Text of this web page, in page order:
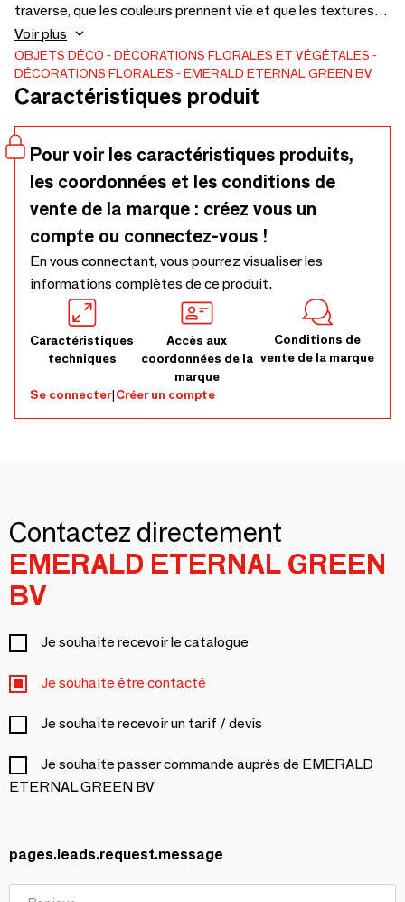
traverse, que les couleurs prennent vie et que les textures
illuminent instantanément n'importe quel espace. Mais
cette collection ne se limite pas aux fleurs, elle vise à créer
une atmosphère. Un rythme, une ambiance, une énergie
sans règles ni limites. Il vous invite à expérimenter les
salle d'exposition SS26, cette énergie prend vie. Les tons
rétro se mêlent à une touche botanique et à une touche
vibrante des années 70. Prenez
Voir plus
OBJETS DÉCO
DÉCORATIONS FLORALES ET VÉGÉTALES
DÉCORATIONS FLORALES
EMERALD ETERNAL GREEN BV
Caractéristiques produit
Pour voir les caractéristiques produits,
les coordonnées et les conditions de
vente de la marque : créez vous un
compte ou connectez-vous !
En vous connectant, vous pourrez visualiser les
informations complètes de ce produit.
Caractéristiques
techniques
Accès aux
coordonnées de la
marque
Conditions de
vente de la marque
Se connecter|Créer un compte
Contactez directement
EMERALD ETERNAL GREEN
BV
Je souhaite recevoir le catalogue
Je souhaite être contacté
Je souhaite recevoir un tarif / devis
Je souhaite passer commande auprès de EMERALD
ETERNAL GREEN BV
pages.leads.request.message